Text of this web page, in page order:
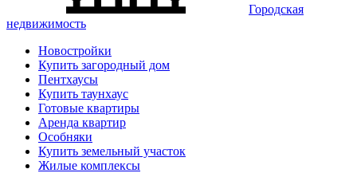
Городская
недвижимость
Новостройки
Купить загородный дом
Пентхаусы
Купить таунхаус
Готовые квартиры
Аренда квартир
Особняки
Купить земельный участок
Жилые комплексы